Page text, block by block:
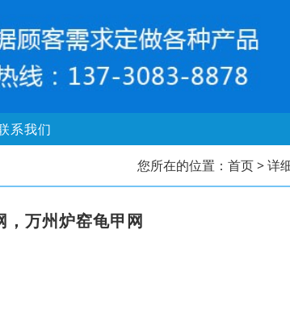
系我们
您所在的位置： 首页> 详
，万州炉窑龟甲网